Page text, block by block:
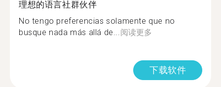
理想的语言社群伙伴
No tengo preferencias solamente que no
busque nada más allá de...阅读更多
下载软件